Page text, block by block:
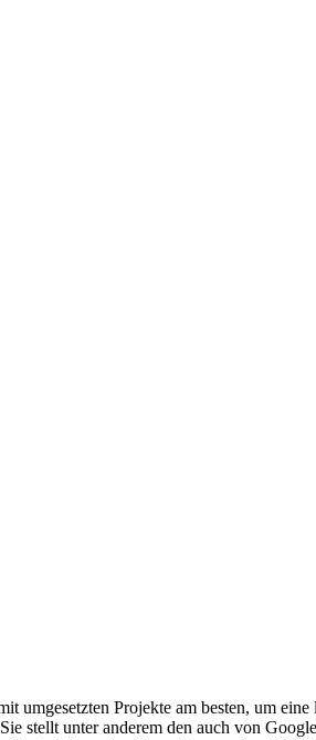
umgesetzten Projekte am besten, um
stellt unter anderem den auch von